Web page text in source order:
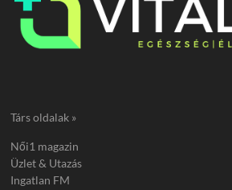
Társ oldalak »
Női1 magazin
Üzlet & Utazás
Ingatlan FM